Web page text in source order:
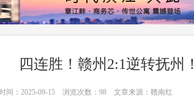
四连胜！赣州2:1逆转抚州！
间：2025-09-15 浏览次数： 98文章来源：赣南红